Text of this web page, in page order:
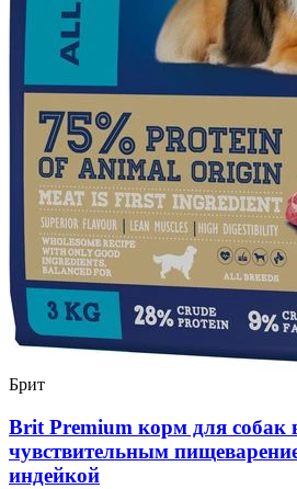
Брит
Brit Premium корм для собак
чувствительным
индейкой